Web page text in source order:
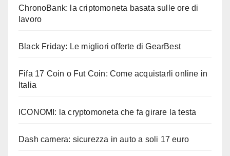
ChronoBank: la criptomoneta basata sulle ore di
lavoro
Black Friday: Le migliori offerte di GearBest
Fifa 17 Coin o Fut Coin: Come acquistarli online in
Italia
ICONOMI: la cryptomoneta che fa girare la testa
Dash camera: sicurezza in auto a soli 17 euro